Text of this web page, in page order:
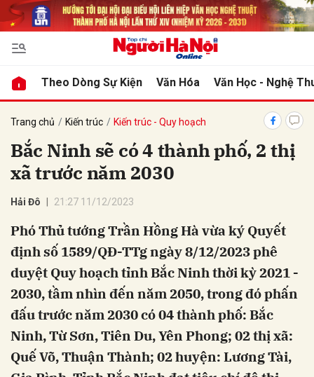
Theo Dòng Sự Kiện Văn Hóa Văn Học - Nghệ
Trang chủ Kiến trúc Kiến trúc - Quy hoạch
Bắc Ninh sẽ có 4 thành phố, 2 thị
xã trước năm 2030
Hải Đô 21:27 11/12/2023
Phó Thủ tướng Trần Hồng Hà vừa ký Quyết
định số 1589/QĐ-TTg ngày 8/12/2023 phê
duyệt Quy hoạch tỉnh Bắc Ninh thời kỳ 2021 -
2030, tầm nhìn đến năm 2050, trong đó phấn
đấu trước năm 2030 có 04 thành phố: Bắc
Ninh, Từ Sơn, Tiên Du, Yên Phong; 02 thị xã:
Quế Võ, Thuận Thành; 02 huyện: Lương Tài,
luận
Hủy